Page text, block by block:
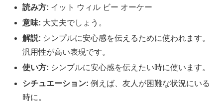
読み方: イット ウィル ビー オーケー
意味: 大丈夫でしょう。
解説: シンプルに安心感を伝えるために使われます。
汎用性が高い表現です。
使い方: シンプルに安心感を伝えたい時に使います。
シチュエーション: 例えば、友人が困難な状況にいる
時に。